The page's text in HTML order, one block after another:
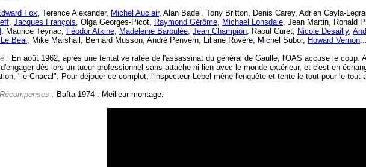
Fox, Terence Alexander, Michel Auclair, Alan Badel, Tony Britton, Denis Carey, Adrien Cayla-
, Jacques François, Olga Georges-Picot, Raymond Gérôme, Michael Lonsdale, Jean Martin, Ronald
, Maurice Teynac, Féodor Atkine, Madeleine Barbulée, Jean Champion, Raoul Curet, Nicole Desailly,
Béal , Mike Marshall, Bernard Musson, André Penvern, Liliane Rovère, Michel Subor, Howard Vernon...
: En août 1962, après une tentative ratée de l'assassinat du général de Gaulle, l'OAS accuse le coup.
dès lors un tueur professionnel sans attache ni lien avec le monde extérieur, et c'est en
"le Chacal". Pour déjouer ce complot, l'inspecteur Lebel mène l'enquête et tente le tout pour le tout
: Bafta 1974 : Meilleur montage.